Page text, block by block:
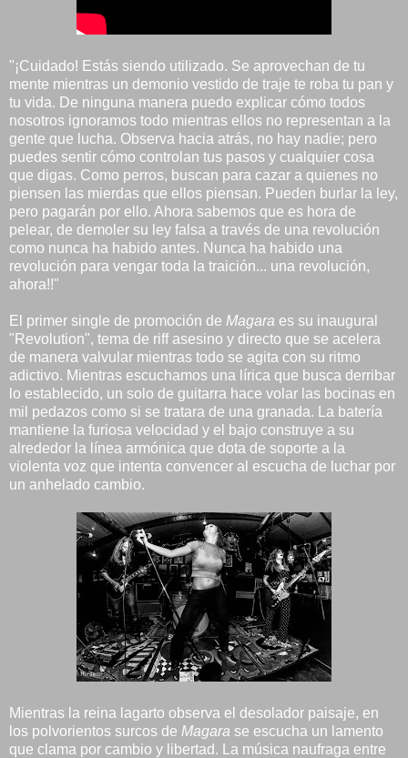
"¡Cuidado! Estás siendo utilizado. Se aprovechan de tu
mente mientras un demonio vestido de traje te roba tu pan y
tu vida. De ninguna manera puedo explicar cómo todos
nosotros ignoramos todo mientras ellos no representan a la
gente que lucha. Observa hacia atrás, no hay nadie; pero
puedes sentir cómo controlan tus pasos y cualquier cosa
que digas. Como perros, buscan para cazar a quienes no
piensen las mierdas que ellos piensan. Pueden burlar la ley,
pero pagarán por ello. Ahora sabemos que es hora de
pelear, de demoler su ley falsa a través de una revolución
como nunca ha habido antes. Nunca ha habido una
revolución para vengar toda la traición... una revolución,
ahora!!"
El primer single de promoción de Magara es su inaugural
"Revolution", tema de riff asesino y directo que se acelera
de manera valvular mientras todo se agita con su ritmo
adictivo. Mientras escuchamos una lírica que busca derribar
lo establecido, un solo de guitarra hace volar las bocinas en
mil pedazos como si se tratara de una granada. La batería
mantiene la furiosa velocidad y el bajo construye a su
alrededor la línea armónica que dota de soporte a la
violenta voz que intenta convencer al escucha de luchar por
un anhelado cambio.
Mientras la reina lagarto observa el desolador paisaje, en
los polvorientos surcos de Magara se escucha un lamento
que clama por cambio y libertad. La música naufraga entre